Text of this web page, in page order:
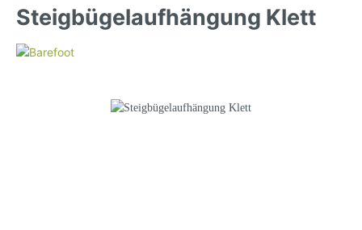
Steigbügelaufhängung Klett